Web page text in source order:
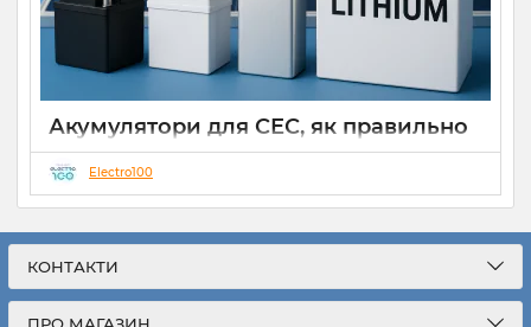
Акумулятори для СЕС, як правильно
вибрати
28 09 2025
класичного типу, що працюють на моментальну
компактніші та достатньо ефективні, що є їх невід’ємною
перевагою, але як у всьому, будь-яка сила одночасно
Electro100
КОНТАКТИ